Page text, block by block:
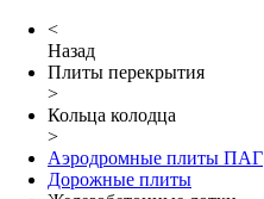
<
Назад
Плиты перекрытия
>
Кольца колодца
>
Аэродромные плиты ПАГ
Дорожные плиты